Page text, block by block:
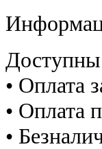
• Оплата
• Оплата
•